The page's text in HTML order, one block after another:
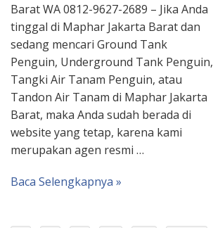
Barat WA 0812-9627-2689 – Jika Anda
tinggal di Maphar Jakarta Barat dan
sedang mencari Ground Tank
Penguin, Underground Tank Penguin,
Tangki Air Tanam Penguin, atau
Tandon Air Tanam di Maphar Jakarta
Barat, maka Anda sudah berada di
website yang tetap, karena kami
merupakan agen resmi …
Baca Selengkapnya »